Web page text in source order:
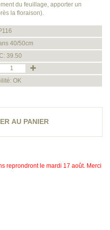
du feuillage, apporter un
la floraison).
40/50cm
39.50
OK
AU PANIER
reprondront le mardi 17 août. Merci